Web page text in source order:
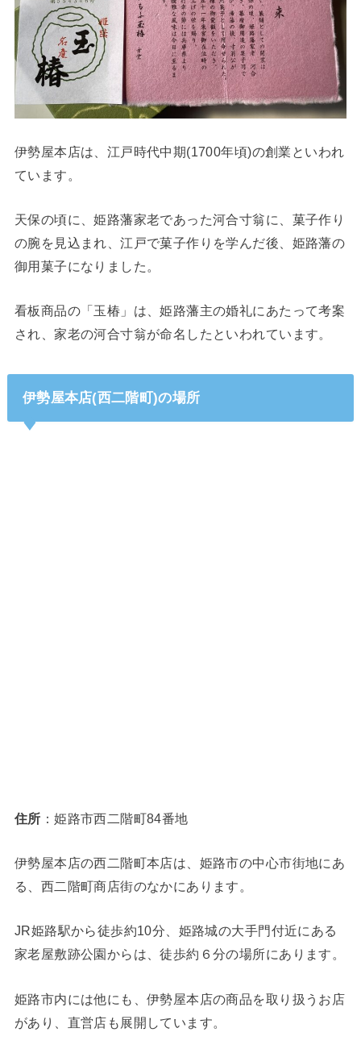
伊勢屋本店は、江戸時代中期(1700年頃)の創業といわれ
ています。
天保の頃に、姫路藩家老であった河合寸翁に、菓子作り
の腕を見込まれ、江戸で菓子作りを学んだ後、姫路藩の
御用菓子になりました。
看板商品の「玉椿」は、姫路藩主の婚礼にあたって考案
され、家老の河合寸翁が命名したといわれています。
伊勢屋本店(西二階町)の場所
住所 ：姫路市西二階町84番地
伊勢屋本店の西二階町本店は、姫路市の中心市街地にあ
る、西二階町商店街のなかにあります。
JR姫路駅から徒歩約10分、姫路城の大手門付近にある
家老屋敷跡公園からは、徒歩約６分の場所にあります。
姫路市内には他にも、伊勢屋本店の商品を取り扱うお店
があり、直営店も展開しています。